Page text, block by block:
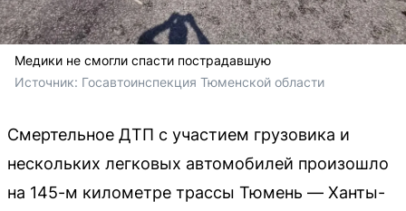
Медики не смогли спасти пострадавшую
Источник: Госавтоинспекция Тюменской области
Смертельное ДТП с участием грузовика и
нескольких легковых автомобилей произошло
на 145-м километре трассы Тюмень — Ханты-